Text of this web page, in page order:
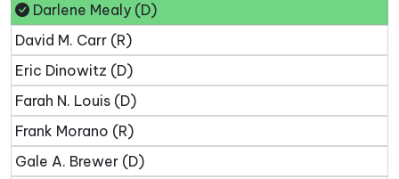
Darlene Mealy (D)
David M. Carr (R)
Eric Dinowitz (D)
Farah N. Louis (D)
Frank Morano (R)
Gale A. Brewer (D)